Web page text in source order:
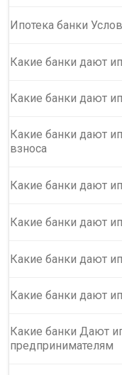
Ипотека банки
Какие банки дают
Какие банки дают
Какие банки дают
взноса
Какие банки дают
Какие банки дают
Какие банки дают
Какие банки дают
Какие банки Дают
предпринимателям